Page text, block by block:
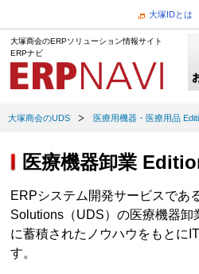
大塚IDとは
大塚商会のERPソリューション情報サイト
ERPナビ
大塚商会のUDS 医療用機器・医療用品
医療機器卸業
ERPシステム開発サービスであ
Solutions（UDS）の医療機器卸
に蓄積されたノウハウをもとに
す。